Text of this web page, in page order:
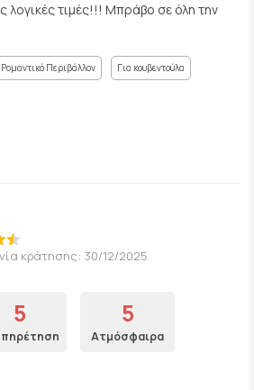
λογικές τιμές!!! Μπράβο σε όλη την
Ρομαντικό Περιβάλλον Για κουβεντούλα
κράτησης: 30/12/2025
5 5
Ατμόσφαιρα